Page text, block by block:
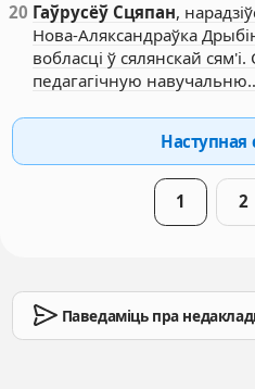
20 Гаўрусёў Сцяпан,
Нова-Аляксандраўка
вобласці ў сялянскай
педагагічную
Наступная
1 2
Паведаміць пра